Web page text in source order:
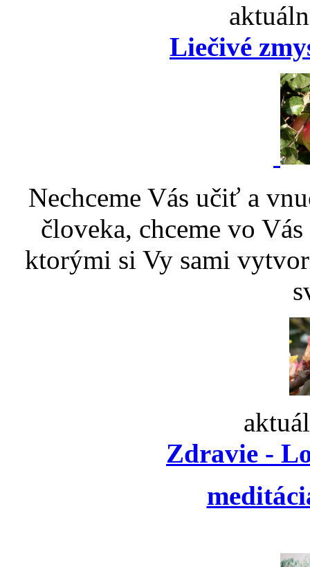
Liečivé
Nechceme Vás učiť a
človeka, chceme vo
ktorými si Vy sami
Zdravie -